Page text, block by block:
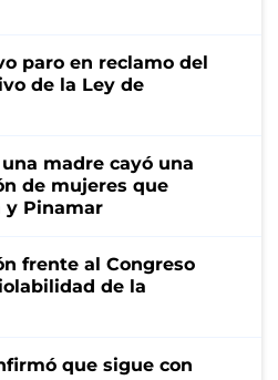
paro en reclamo del
de la Ley de
madre cayó una
de mujeres que
y Pinamar
frente al Congreso
de la
que sigue con